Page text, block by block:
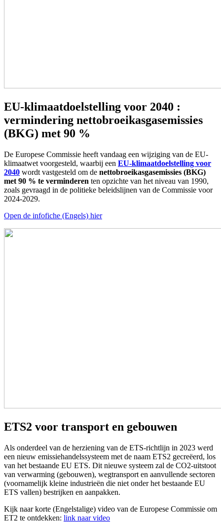
EU-klimaatdoelstelling voor 2040 :
vermindering nettobroeikasgasemissies
(BKG) met 90 %
De Europese Commissie heeft vandaag een wijziging van de EU-
klimaatwet voorgesteld, waarbij een EU-klimaatdoelstelling voor
2040 wordt vastgesteld om de nettobroeikasgasemissies (BKG)
met 90 % te verminderen ten opzichte van het niveau van 1990,
zoals gevraagd in de politieke beleidslijnen van de Commissie voor
2024-2029.
Open de infofiche (Engels) hier
ETS2 voor transport en gebouwen
Als onderdeel van de herziening van de ETS-richtlijn in 2023 werd
een nieuw emissiehandelssysteem met de naam ETS2 gecreëerd, los
van het bestaande EU ETS. Dit nieuwe systeem zal de CO2-uitstoot
van verwarming (gebouwen), wegtransport en aanvullende sectoren
(voornamelijk kleine industrieën die niet onder het bestaande EU
ETS vallen) bestrijken en aanpakken.
Kijk naar korte (Engelstalige) video van de Europese Commissie om
ET2 te ontdekken: link naar video